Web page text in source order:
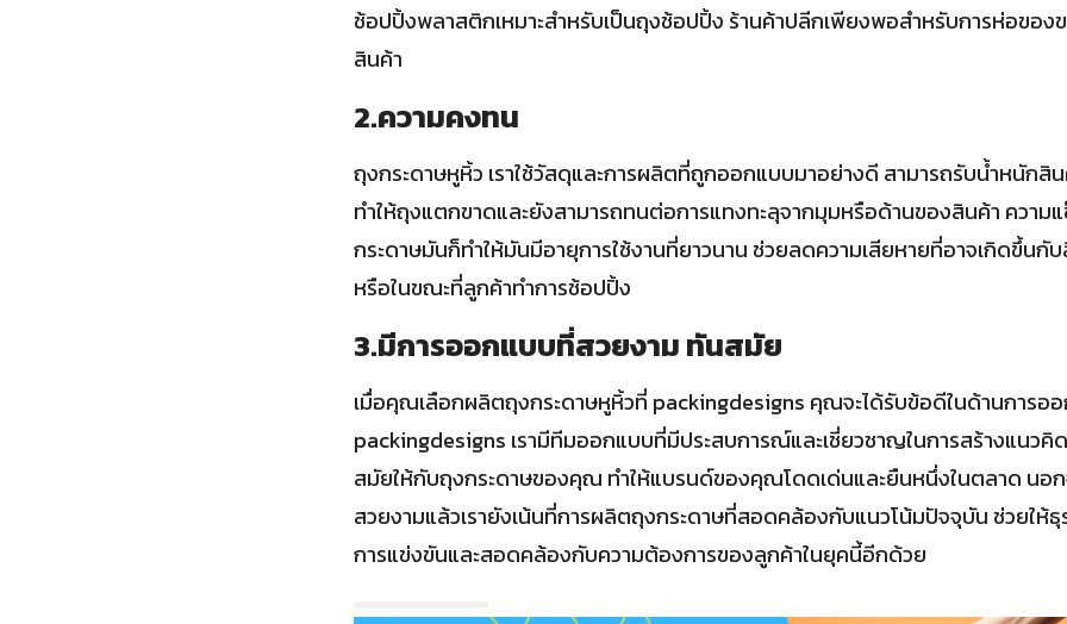
ช้อปปิ้งพลาสติกเหมาะสำหรับเป็นถุงช้อปปิ้ง ร้านค้าปลีกเพียงพอสำหรับการห่อของ
สินค้า
2.ความคงทน
ถุงกระดาษหูหิ้ว เราใช้วัสดุและการผลิตที่ถูกออกแบบมาอย่างดี สามารถรับน้ำหนักสิ
ทำให้ถุงแตกขาดและยังสามารถทนต่อการแทงทะลุจากมุมหรือด้านของสินค้า ความ
กระดาษมันก็ทำให้มันมีอายุการใช้งานที่ยาวนาน ช่วยลดความเสียหายที่อาจเกิดขึ้นกั
หรือในขณะที่ลูกค้าทำการช้อปปิ้ง
3.มีการออกแบบที่สวยงาม ทันสมัย
เมื่อคุณเลือกผลิตถุงกระดาษหูหิ้วที่ packingdesigns คุณจะได้รับข้อดีในด้านการออ
packingdesigns เรามีทีมออกแบบที่มีประสบการณ์และเชี่ยวชาญในการสร้างแนวคิ
สมัยให้กับถุงกระดาษของคุณ ทำให้แบรนด์ของคุณโดดเด่นและยืนหนึ่งในตลาด นอ
สวยงามแล้วเรายังเน้นที่การผลิตถุงกระดาษที่สอดคล้องกับแนวโน้มปัจจุบัน ช่วยใ
การแข่งขันและสอดคล้องกับความต้องการของลูกค้าในยุคนี้อีกด้วย